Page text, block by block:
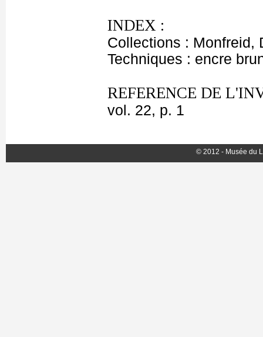
INDEX :
Collections : Monfreid,
Techniques : encre
REFERENCE DE
vol. 22, p. 1
© 2012 - Musée du